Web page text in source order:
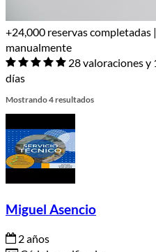
+24,000 reservas
manualmente
28 valoraciones y
días
Mostrando 4 resultados
Miguel Asencio
2 años